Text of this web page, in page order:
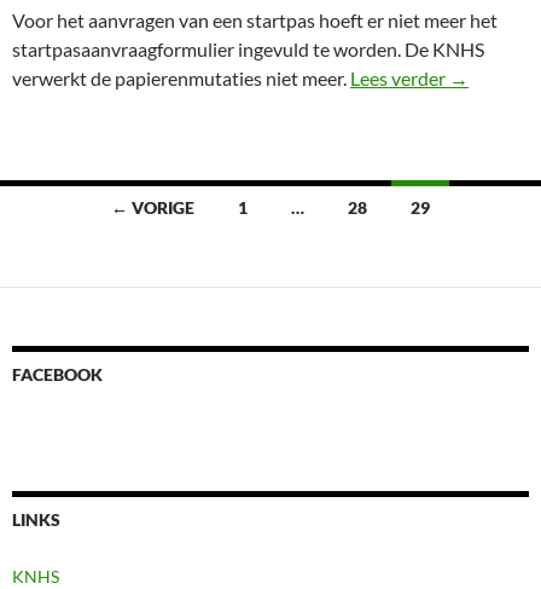
Voor het aanvragen van een startpas hoeft er niet meer het
startpasaanvraagformulier ingevuld te worden. De KNHS
verwerkt de papierenmutaties niet meer. Lees verder →
Berichten← VORIGE 1 … 28 29
FACEBOOK
LINKS
KNHS